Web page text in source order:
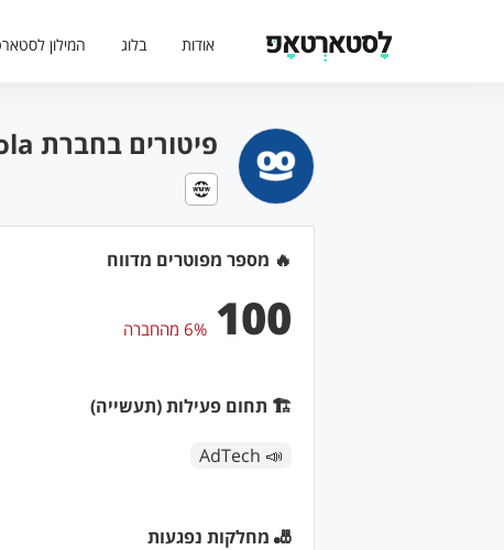
אודות בלוג המילון
פיטורים בחברת Taboola (בתאריך: 13/09/2022)
🔥 מספר מפוטרים מדווח
100 6% מהחברה
🏗 תחום פעילות (תעשייה)
📣 AdTech
🎳 מחלקות נפגעות